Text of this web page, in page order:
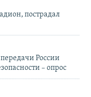
пострадал
России
– опрос